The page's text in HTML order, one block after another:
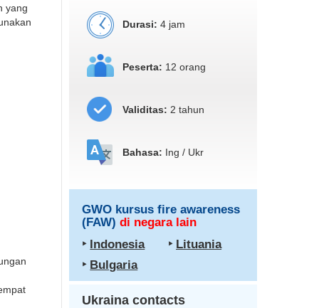
Durasi: 4 jam
Peserta: 12 orang
Validitas: 2 tahun
Bahasa: Ing / Ukr
GWO kursus fire awareness
(FAW)di negara lain
‣ Indonesia
‣ Bulgaria
‣ Lituania
Ukraina contacts
yang